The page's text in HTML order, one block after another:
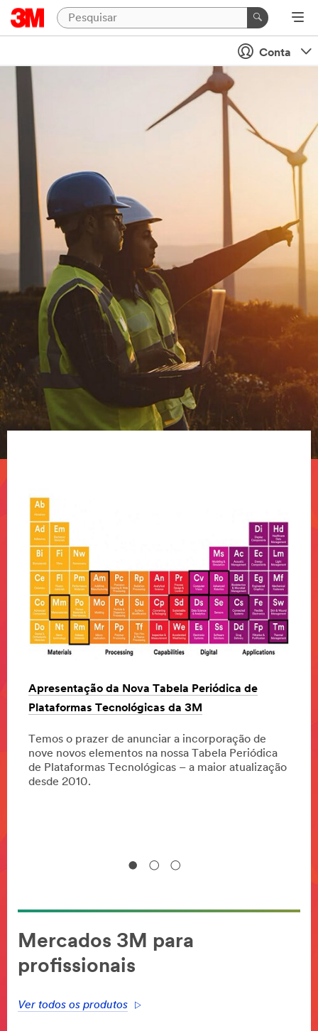
Conta
Apresentação da Nova Tabela Periódica de
Plataformas Tecnológicas da 3M
Temos o prazer de anunciar a incorporação de
nove novos elementos na nossa Tabela Periódica
de Plataformas Tecnológicas – a maior atualização
desde 2010.
Mercados 3M para
profissionais
Ver todos os produtos